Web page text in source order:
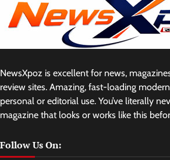
NewsXpoz is excellent for news,
review sites. Amazing, fast-loading
personal or editorial use. You’ve literally
magazine that looks or works like this
Follow Us On: